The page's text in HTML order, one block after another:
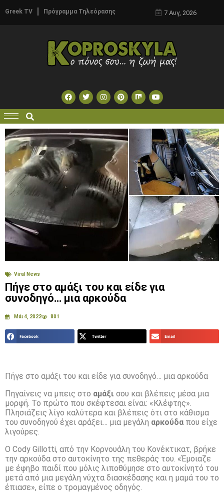
Greek TV Πρόγραμμα Τηλεόρασης 7 Αυγ, 2026
Viral News
Πήγε στο αμάξι του και είδε για
συνοδηγό… μια αρκούδα
Μάι 4, 2022 801
Facebook Twitter Email
Πήγε στο αμάξι του και είδε για συνοδηγό… μια αρκούδα
Πηγαίνεις να μπεις στο αμάξι σου και βλέπεις μέσα μια
μορφή. Το πρώτο που σκέφτεσαι είναι: «Κλέφτης».
Πλησιάζεις λίγο καλύτερα και βλέπεις ότι στο κάθισμα
του συνοδηγού έχει αράξει… μια μεγάλη αρκούδα που είχε
λιγούρες.
Ο Cody Gillotti, από την Κορνουάλη του Κονέκτικατ, βρήκε
την αρκούδα στο αυτοκίνητο της πεθεράς του. «Έμοιαζε
με έφηβο παιδί που μόλις λιποθύμησε στο αυτοκίνητό του
μετά από μια μεγάλη νύχτα διασκέδασης και η μαμά του το
έπιασε», είπε ο τρομαγμένος οδηγός.